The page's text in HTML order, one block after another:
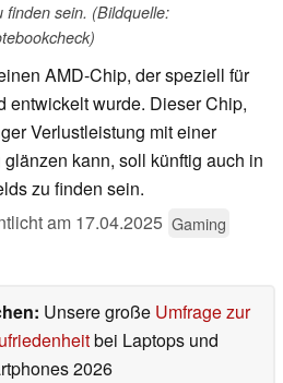
finden sein. (Bildquelle:
AMD-Chip, der speziell für
entwickelt wurde. Dieser Chip,
Verlustleistung mit einer
kann, soll künftig auch in
zu finden sein.
am 17.04.2025 Gaming
Unsere große Umfrage zur
bei Laptops und
2026